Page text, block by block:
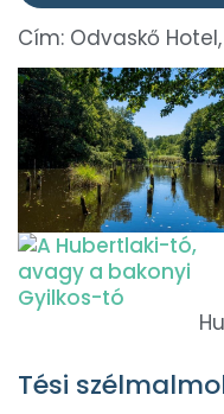
Cím: Odvaskő
Tési